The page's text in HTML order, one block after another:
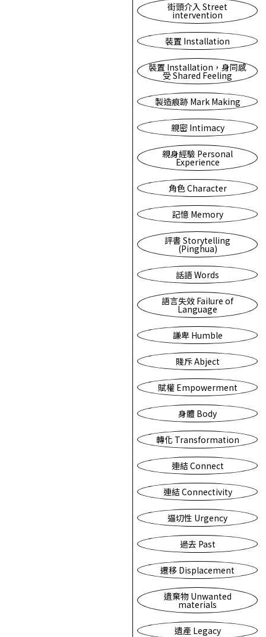
街頭介入 Street
intervention
裝置 Installation
裝置 Installation，身同感
受 Shared Feeling
製造痕跡 Mark Making
親密 Intimacy
親身經驗 Personal
Experience
角色 Character
記憶 Memory
評書 Storytelling
(Pinghua)
話語 Words
語言失效 Failure of
Language
謙卑 Humble
賤斥 Abject
賦權 Empowerment
身體 Body
轉化 Transformation
連結 Connect
連結 Connectivity
逼切性 Urgency
過去 Past
遷移 Displacement
遺棄物 Unwanted
materials
遺產 Legacy